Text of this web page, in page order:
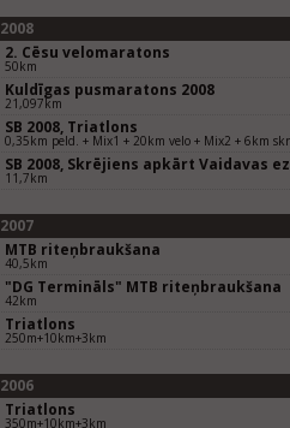
2008
2. Cēsu velomaratons
50km
Kuldīgas pusmaratons 2008
21,097km
SB 2008, Triatlons
0,35km peld. + Mix1 + 20km velo + Mix2 + 6km
SB 2008, Skrējiens apkārt Vaidavas
11,7km
2007
MTB riteņbraukšana
40,5km
"DG Termināls" MTB riteņbraukšana
42km
Triatlons
250m+10km+3km
2006
Triatlons
350m+10km+3km